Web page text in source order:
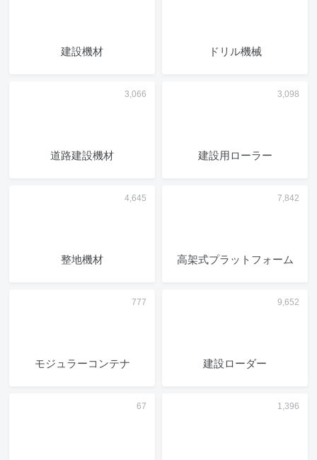
建設機材 ドリル機械
道路建設機材 建設用ローラー
整地機材 高架式プラットフォーム
モジュラーコンテナ 建設ローダー